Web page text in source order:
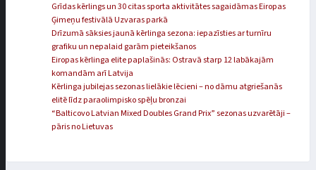
Grīdas kērlings un 30 citas sporta aktivitātes sagaidāmas Eiropas
Ģimeņu festivālā Uzvaras parkā
Drīzumā sāksies jaunā kērlinga sezona: iepazīsties ar turnīru
grafiku un nepalaid garām pieteikšanos
Eiropas kērlinga elite paplašinās: Ostravā starp 12 labākajām
komandām arī Latvija
Kērlinga jubilejas sezonas lielākie lēcieni – no dāmu atgriešanās
elitē līdz paraolimpisko spēļu bronzai
“Balticovo Latvian Mixed Doubles Grand Prix” sezonas uzvarētāji –
pāris no Lietuvas